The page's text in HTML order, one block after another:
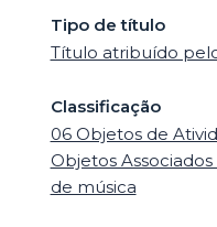
Tipo de título
Título atribuído
Classificação
06 Objetos de
Objetos Associados
de música